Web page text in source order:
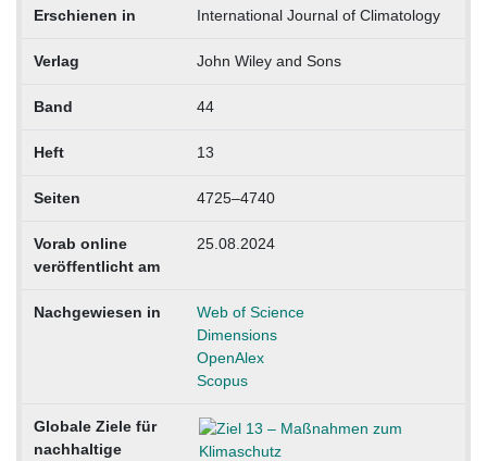
Erschienen in International Journal of Climatology
Verlag John Wiley and Sons
Band 44
Heft 13
Seiten 4725–4740
Vorab online
veröffentlicht am
25.08.2024
Nachgewiesen in
Web of Science
Dimensions
OpenAlex
Scopus
Globale Ziele für
nachhaltige